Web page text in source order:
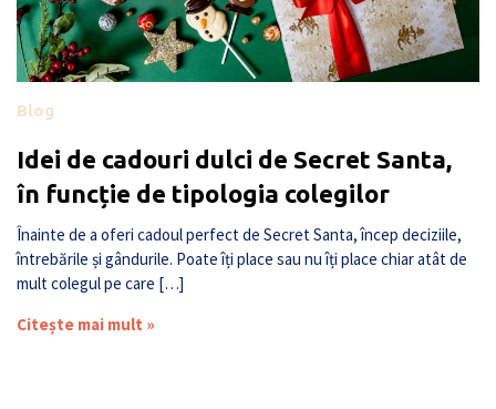
Blog
Idei de cadouri dulci de Secret Santa,
în funcție de tipologia colegilor
Înainte de a oferi cadoul perfect de Secret Santa, încep deciziile,
întrebările și gândurile. Poate îți place sau nu îți place chiar atât de
mult colegul pe care […]
Citește mai mult »